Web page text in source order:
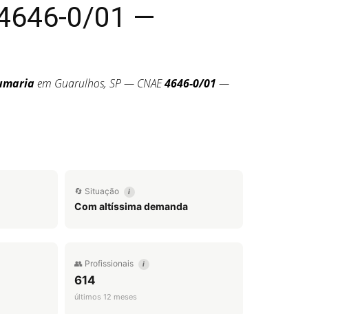
0/01 —
em Guarulhos, SP — CNAE4646-0/01 —
🔄 Situação i
Com altíssima demanda
👥 Profissionais i
614
últimos 12 meses